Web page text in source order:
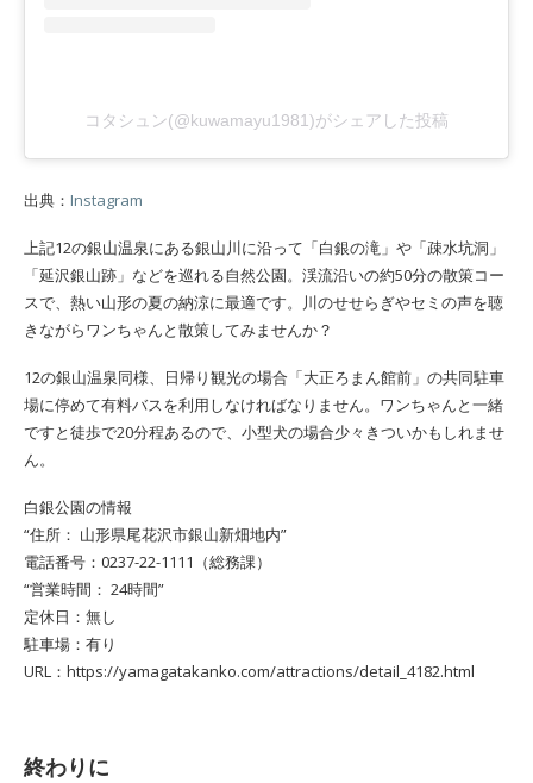
コタシュン(@kuwamayu1981)がシェアした投稿
出典： Instagram
上記12の銀山温泉にある銀山川に沿って「白銀の滝」や「疎水坑洞」
「延沢銀山跡」などを巡れる自然公園。渓流沿いの約50分の散策コー
スで、熱い山形の夏の納涼に最適です。川のせせらぎやセミの声を聴
きながらワンちゃんと散策してみませんか？
12の銀山温泉同様、日帰り観光の場合「大正ろまん館前」の共同駐車
場に停めて有料バスを利用しなければなりません。ワンちゃんと一緒
ですと徒歩で20分程あるので、小型犬の場合少々きついかもしれませ
ん。
白銀公園の情報
“住所： 山形県尾花沢市銀山新畑地内”
電話番号：0237-22-1111（総務課）
“営業時間： 24時間”
定休日：無し
駐車場：有り
URL：https://yamagatakanko.com/attractions/detail_4182.html
終わりに